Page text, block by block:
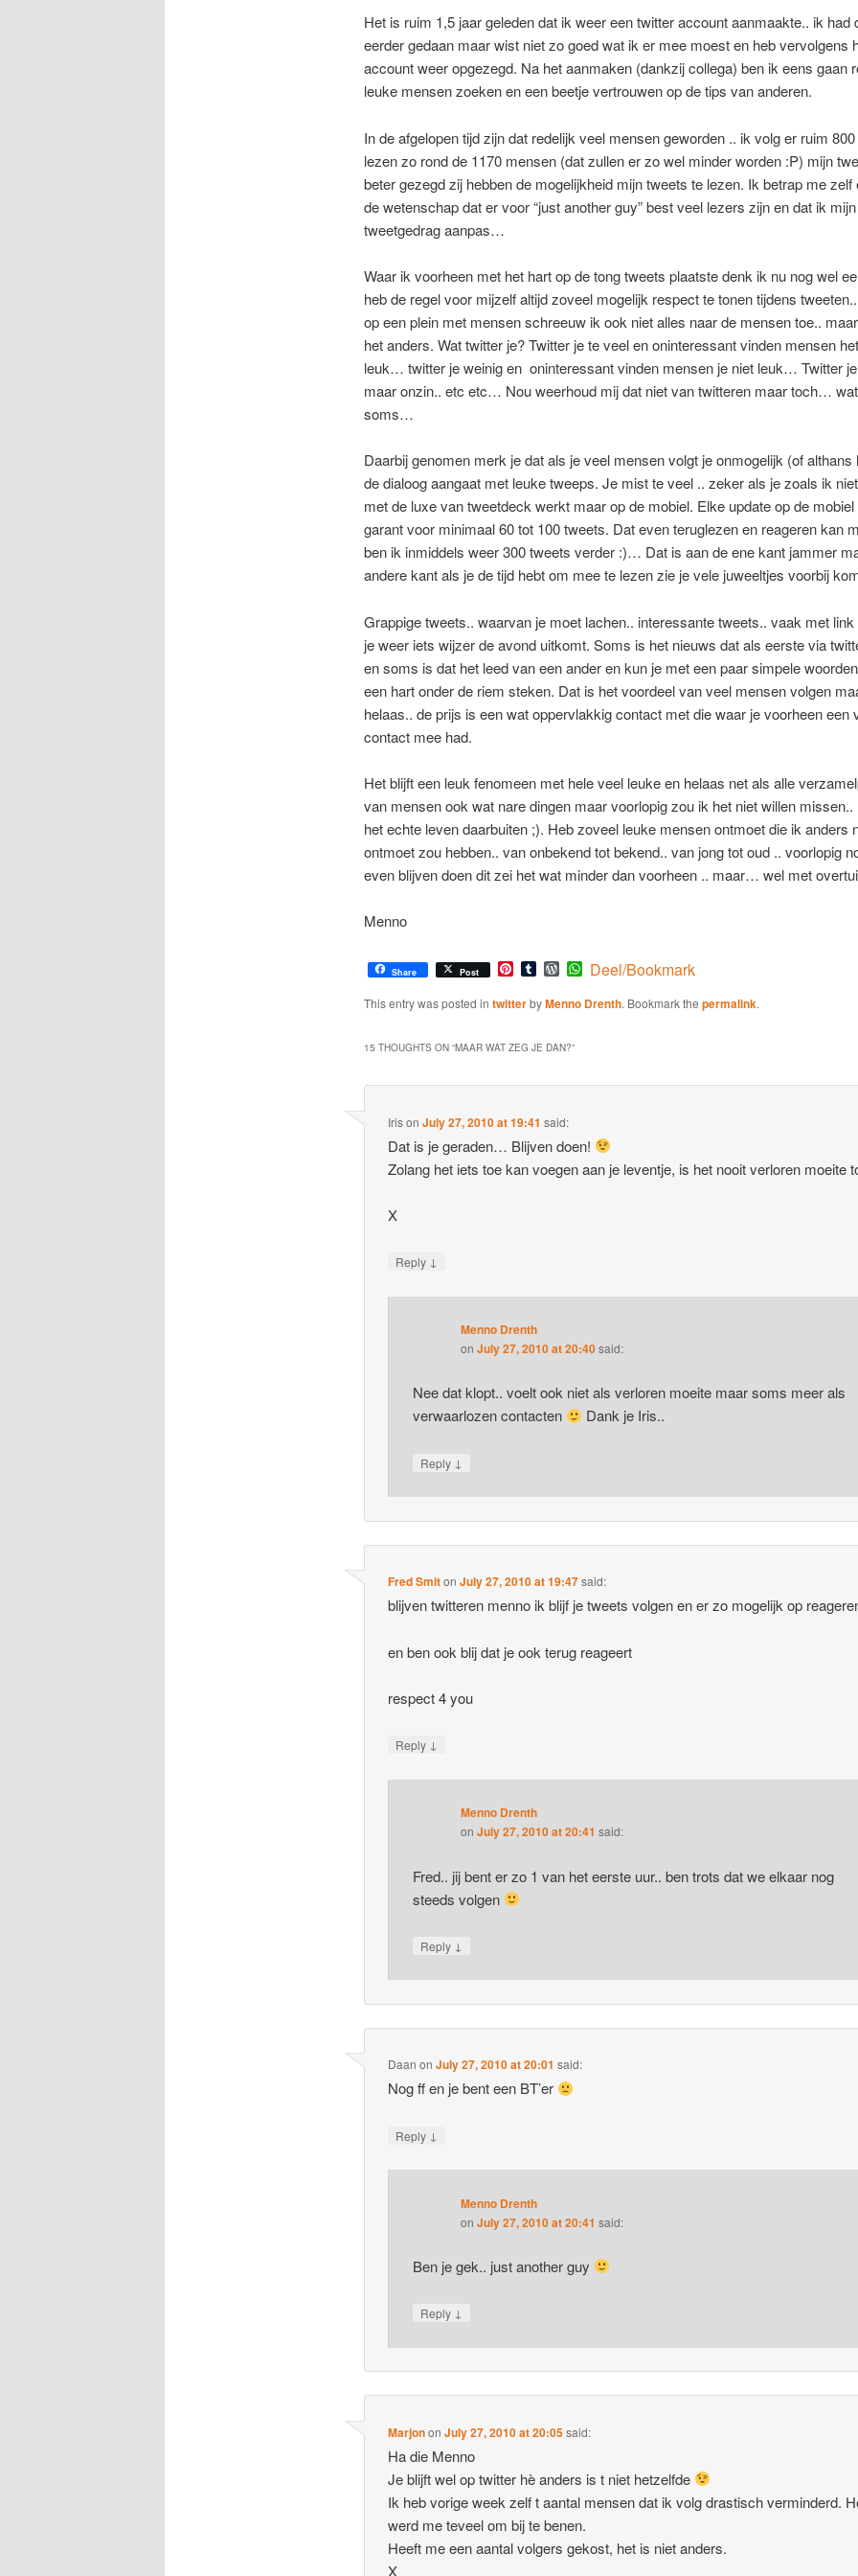
Het is ruim 1,5 jaar geleden dat ik weer een twitter account aanmaakte.. ik had
eerder gedaan maar wist niet zo goed wat ik er mee moest en heb vervolgens
account weer opgezegd. Na het aanmaken (dankzij collega) ben ik eens gaan
leuke mensen zoeken en een beetje vertrouwen op de tips van anderen.
In de afgelopen tijd zijn dat redelijk veel mensen geworden .. ik volg er ruim
lezen zo rond de 1170 mensen (dat zullen er zo wel minder worden :P) mijn
beter gezegd zij hebben de mogelijkheid mijn tweets te lezen. Ik betrap me zelf
de wetenschap dat er voor “just another guy” best veel lezers zijn en dat ik mijn
tweetgedrag aanpas…
Waar ik voorheen met het hart op de tong tweets plaatste denk ik nu nog wel
heb de regel voor mijzelf altijd zoveel mogelijk respect te tonen tijdens
op een plein met mensen schreeuw ik ook niet alles naar de mensen toe..
het anders. Wat twitter je? Twitter je te veel en oninteressant vinden mensen
leuk… twitter je weinig en oninteressant vinden mensen je niet leuk… Twitter
maar onzin.. etc etc… Nou weerhoud mij dat niet van twitteren maar toch…
soms…
Daarbij genomen merk je dat als je veel mensen volgt je onmogelijk (of althans
de dialoog aangaat met leuke tweeps. Je mist te veel .. zeker als je zoals ik
met de luxe van tweetdeck werkt maar op de mobiel. Elke update op de
garant voor minimaal 60 tot 100 tweets. Dat even teruglezen en reageren kan
ben ik inmiddels weer 300 tweets verder :)… Dat is aan de ene kant jammer
andere kant als je de tijd hebt om mee te lezen zie je vele juweeltjes voorbij
Grappige tweets.. waarvan je moet lachen.. interessante tweets.. vaak met
je weer iets wijzer de avond uitkomt. Soms is het nieuws dat als eerste via
en soms is dat het leed van een ander en kun je met een paar simpele
een hart onder de riem steken. Dat is het voordeel van veel mensen volgen
helaas.. de prijs is een wat oppervlakkig contact met die waar je voorheen een
contact mee had.
Het blijft een leuk fenomeen met hele veel leuke en helaas net als alle
van mensen ook wat nare dingen maar voorlopig zou ik het niet willen missen..
het echte leven daarbuiten ;). Heb zoveel leuke mensen ontmoet die ik anders
ontmoet zou hebben.. van onbekend tot bekend.. van jong tot oud .. voorlopig
even blijven doen dit zei het wat minder dan voorheen .. maar… wel met
Menno
Share Post Pinterest
TumblrWordPress
WhatsApp
Deel/Bookmark
This entry was posted in twitterbyMenno Drenth. Bookmark the permalink.
15 THOUGHTS ON “MAAR WAT ZEG JE DAN?”
IrisonJuly 27, 2010 at 19:41 said:
Dat is je geraden… Blijven doen!
Zolang het iets toe kan voegen aan je leventje, is het nooit verloren moeite
X
Reply ↓
Menno Drenth
on July 27, 2010 at 20:40said:
Nee dat klopt.. voelt ook niet als verloren moeite maar soms meer als
verwaarlozen contacten
Dank je Iris..
Reply ↓
Fred SmitonJuly 27, 2010 at 19:47said:
blijven twitteren menno ik blijf je tweets volgen en er zo mogelijk op
en ben ook blij dat je ook terug reageert
respect 4 you
Reply ↓
Menno Drenth
on July 27, 2010 at 20:41 said:
Fred.. jij bent er zo 1 van het eerste uur.. ben trots dat we elkaar nog
steeds volgen
Reply ↓
Daan onJuly 27, 2010 at 20:01 said:
Nog ff en je bent een BT’er
Reply ↓
Menno Drenth
on July 27, 2010 at 20:41 said:
Ben je gek.. just another guy
Reply ↓
MarjononJuly 27, 2010 at 20:05said:
Ha die Menno
Je blijft wel op twitter hè anders is t niet hetzelfde
Ik heb vorige week zelf t aantal mensen dat ik volg drastisch verminderd.
werd me teveel om bij te benen.
Heeft me een aantal volgers gekost, het is niet anders.
X